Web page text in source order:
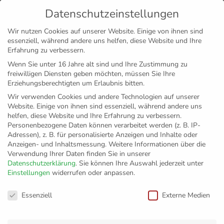
MENÜ
Disclaimer Impressum Datenschutz
Friedrichshafen
Datenschutzeinstellungen
Wir nutzen Cookies auf unserer Website. Einige von ihnen sind
essenziell, während andere uns helfen, diese Website und Ihre
Erfahrung zu verbessern.
Wenn Sie unter 16 Jahre alt sind und Ihre Zustimmung zu
freiwilligen Diensten geben möchten, müssen Sie Ihre
Erziehungsberechtigten um Erlaubnis bitten.
Wir verwenden Cookies und andere Technologien auf unserer
Website. Einige von ihnen sind essenziell, während andere uns
helfen, diese Website und Ihre Erfahrung zu verbessern.
Personenbezogene Daten können verarbeitet werden (z. B. IP-
Adressen), z. B. für personalisierte Anzeigen und Inhalte oder
Anzeigen- und Inhaltsmessung. Weitere Informationen über die
Verwendung Ihrer Daten finden Sie in unserer
Datenschutzerklärung. Sie können Ihre Auswahl jederzeit unter
Einstellungen widerrufen oder anpassen.
Datenschutzeinstellungen
Essenziell Externe Medien